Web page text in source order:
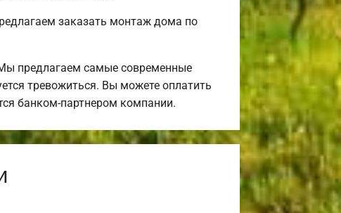
заказать монтаж дома по
предлагаем самые современные
тревожиться. Вы можете оплатить
банком-партнером компании.